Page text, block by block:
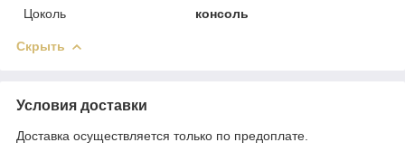
Цоколь
консоль
Скрыть
Условия доставки
Доставка осуществляется только по предоплате.